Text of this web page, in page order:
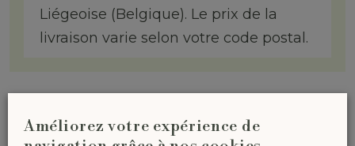
Liégeoise (Belgique). Le prix de la
livraison varie selon votre code postal.
Améliorez votre expérience de